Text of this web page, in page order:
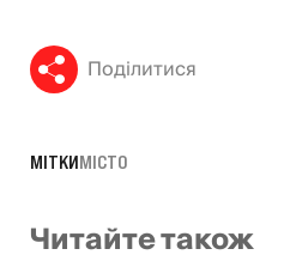
Поділитися
МІТКИМІСТО
Читайте також